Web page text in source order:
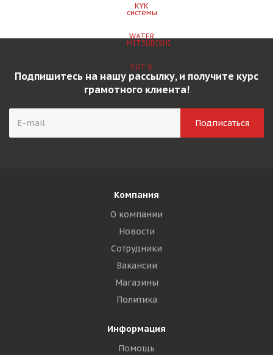
Подпишитесь на нашу рассылку, и получите курс
грамотного клиента!
Компания
О компании
Новости
Сотрудники
Вакансии
Магазины
Политика
Информация
Помощь